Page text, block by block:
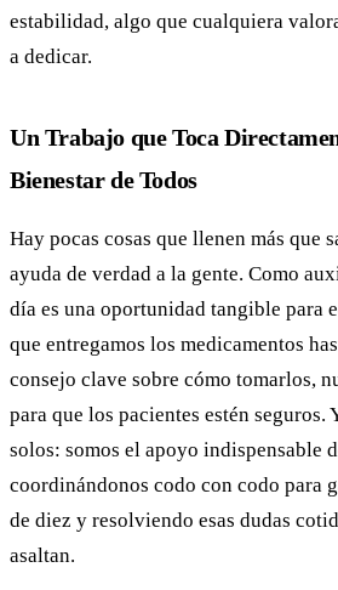
estabilidad, algo que cualquiera
a dedicar.
Un Trabajo que Toca
Bienestar de Todos
Hay pocas cosas que llenen más que
ayuda de verdad a la gente. Como
día es una oportunidad tangible para
que entregamos los medicamentos
consejo clave sobre cómo tomarlos,
para que los pacientes estén seguros.
solos: somos el apoyo indispensable
coordinándonos codo con codo para
de diez y resolviendo esas dudas
asaltan.